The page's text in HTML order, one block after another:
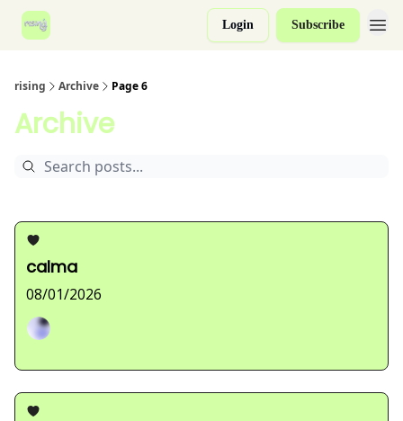
Login Subscribe
rising Archive Page 6
Archive
calma
08/01/2026